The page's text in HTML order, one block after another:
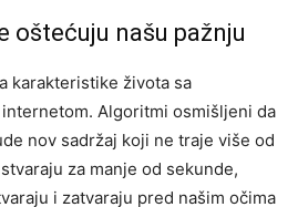
oštećuju našu pažnju
karakteristike života sa
Algoritmi osmišljeni da
nov sadržaj koji ne traje više od
za manje od sekunde,
i zatvaraju pred našim očima